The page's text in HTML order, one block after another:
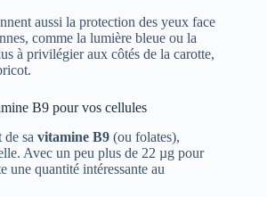
aussi la protection des yeux face
comme la lumière bleue ou la
à privilégier aux côtés de la carotte,
B9 pour vos cellules
sa vitamine B9 (ou folates),
Avec un peu plus de 22 µg pour
une quantité intéressante au